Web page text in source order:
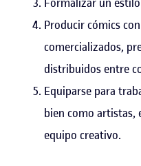
Producir cómics
comercializados,
distribuidos entre
Equiparse para
bien como artistas,
equipo creativo.